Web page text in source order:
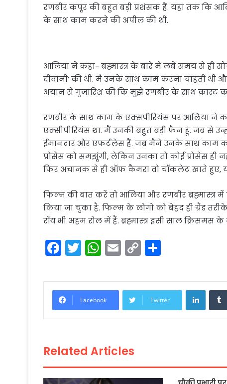
रणबीर कपूर की बहुत बड़ी प्रशंसक हैं. यहां तक कि
के साथ काम करने की अपील की थी.
आलिया ने कहा- ब्रह्मास्त्र के बारे में लंबे समय से ही
दीवानी’ की थी. मैं उनके साथ काम करना चाहती
अयान से गुजारिश की कि मुझे रणबीर के साथ कास्ट
रणबीर के साथ काम के एक्सपीरियंस पर आलिया ने
एक्सीपीरियंस था. मैं उनकी बहुत बड़ी फैन हूं. जब से
ईमानदार और एफर्टलेस हैं. जब मैंने उनके साथ काम
प्रोसेस को समझूंगी, लेकिन उनका तो कोई प्रोसेस
फिर अचानक से ही ऑफ कैमरा वो चॉकलेट खाते हुए,
फिल्म की बात करें तो आलिया और रणबीर ब्रह्मास्त्र
किया जा चुका है. फिल्म के लोगो को बेहद ही ग्रैंड
रॉय भी अहम रोल में हैं. ब्रह्मास्त्र इसी साल क्रिसमस के
F
a
c
e
b
o
k
T
w
itt
er
W
h
a
ts
A
p
E
m
ai
l
C
o
p
y
Li
ar
e
Facebook Twitter
Related Articles